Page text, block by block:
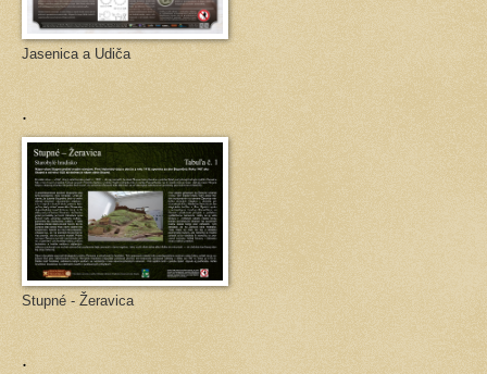
Jasenica a Udiča
.
Stupné - Žeravica
.